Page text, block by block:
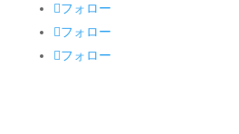
フォロー
フォロー
フォロー